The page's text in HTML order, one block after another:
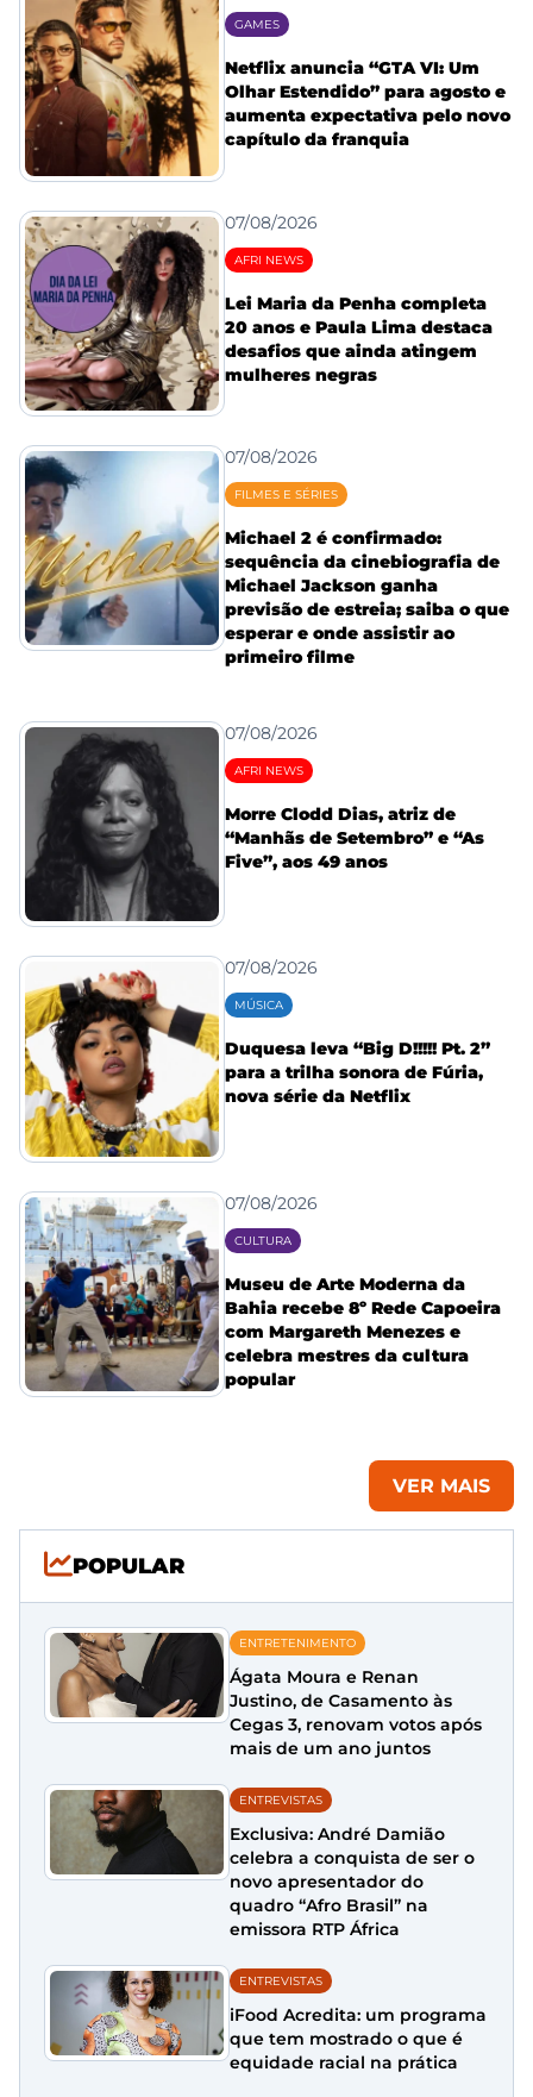
GAMES
Netflix anuncia “GTA VI: Um
Olhar Estendido” para agosto e
aumenta expectativa pelo novo
capítulo da franquia
07/08/2026
AFRI NEWS
Lei Maria da Penha completa
20 anos e Paula Lima destaca
desafios que ainda atingem
mulheres negras
07/08/2026
FILMES E SÉRIES
Michael 2 é confirmado:
sequência da cinebiografia de
Michael Jackson ganha
previsão de estreia; saiba o que
esperar e onde assistir ao
primeiro filme
07/08/2026
AFRI NEWS
Morre Clodd Dias, atriz de
“Manhãs de Setembro” e “As
Five”, aos 49 anos
07/08/2026
MÚSICA
Duquesa leva “Big D!!!!! Pt. 2”
para a trilha sonora de Fúria,
nova série da Netflix
07/08/2026
CULTURA
Museu de Arte Moderna da
Bahia recebe 8º Rede Capoeira
com Margareth Menezes e
celebra mestres da cultura
popular
VER MAIS
POPULAR
ENTRETENIMENTO
Ágata Moura e Renan
Justino, de Casamento às
Cegas 3, renovam votos após
mais de um ano juntos
ENTREVISTAS
Exclusiva: André Damião
celebra a conquista de ser o
novo apresentador do
quadro “Afro Brasil” na
emissora RTP África
ENTREVISTAS
iFood Acredita: um programa
que tem mostrado o que é
equidade racial na prática